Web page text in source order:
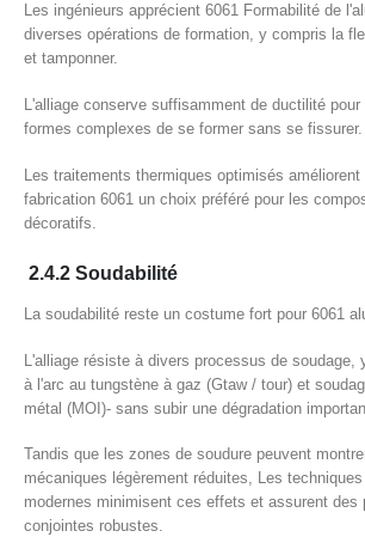
Les ingénieurs apprécient 6061 Formabilité de
diverses opérations de formation, y compris la
et tamponner.
L'alliage conserve suffisamment de ductilité pour
formes complexes de se former sans se fissurer.
Les traitements thermiques optimisés améliorent
fabrication 6061 un choix préféré pour les
décoratifs.
2.4.2 Soudabilité
La soudabilité reste un costume fort pour 6061
L'alliage résiste à divers processus de soudage,
à l'arc au tungstène à gaz (Gtaw / tour) et
métal (MOI)- sans subir une dégradation
Tandis que les zones de soudure peuvent
mécaniques légèrement réduites, Les
modernes minimisent ces effets et assurent des
conjointes robustes.